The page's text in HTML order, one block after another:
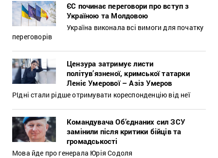
ЄС починає переговори про вступ з
Україною та Молдовою
Україна виконала всі вимоги для початку
переговорів
Цензура затримує листи
політув’язненої, кримської татарки
Леніє Умерової – Азіз Умеров
РІдні стали рідше отримувати кореспонденцію від неї
Командувача Об’єднаних сил ЗСУ
замінили після критики бійців та
громадськості
Мова йде про генерала Юрія Содоля